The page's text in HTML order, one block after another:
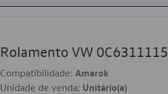
Rolamento VW 0C6311115
Compatibilidade: Amarok
Unidade de venda: Unitário(a)